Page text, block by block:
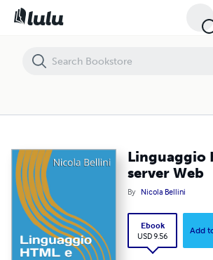
Linguaggio
server Web
By Nicola Bellini
Ebook
USD 9.56
Add
Linguaggio HTML e server Web